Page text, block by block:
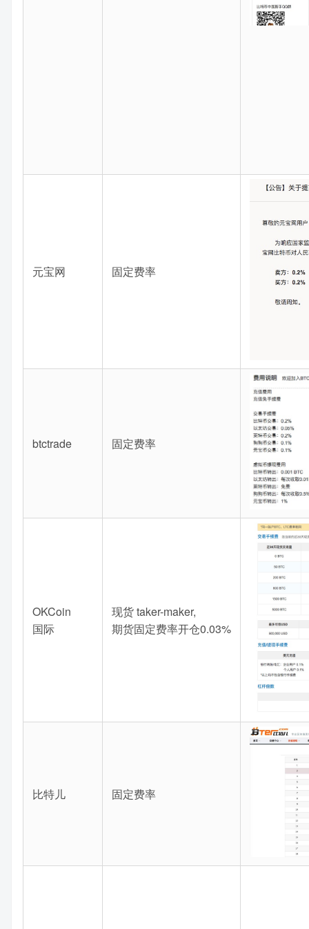
元宝网 固定费率
btctrade 固定费率
OKCoin
国际
现货 taker-maker,
期货固定费率开仓0.03%
比特儿 固定费率